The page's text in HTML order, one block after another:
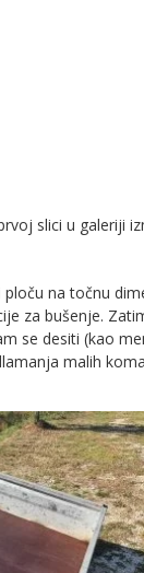
slici u galeriji
ploču na točnu
za bušenje.
se desiti (kao
malih